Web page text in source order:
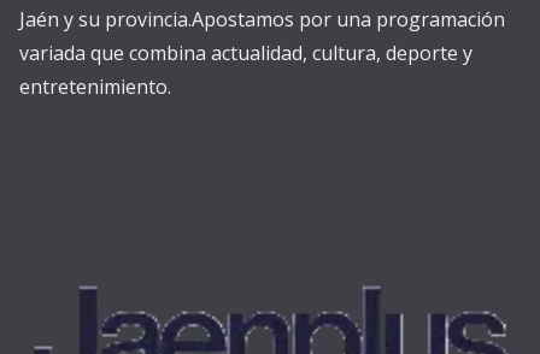
Jaén y su provincia.Apostamos por una programación
variada que combina actualidad, cultura, deporte y
entretenimiento.